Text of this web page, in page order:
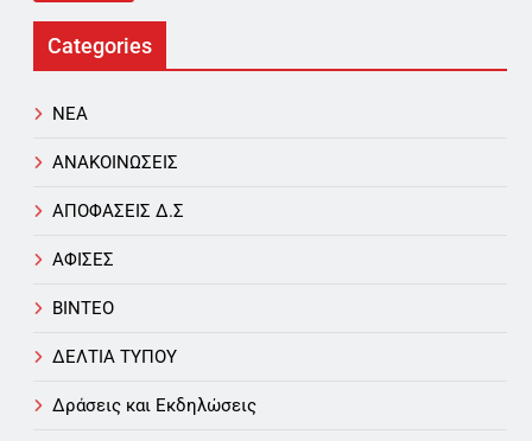
Categories
NEA
ΑΝΑΚΟΙΝΩΣΕΙΣ
ΑΠΟΦΑΣΕΙΣ Δ.Σ
ΑΦΙΣΕΣ
ΒΙΝΤΕΟ
ΔΕΛΤΙΑ ΤΥΠΟΥ
Δράσεις και Εκδηλώσεις